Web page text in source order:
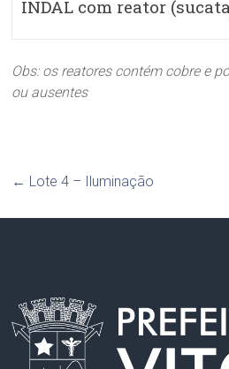
INDAL com reator
Obs: os reatores contém cobre e
ou ausentes
← Lote 4 – Iluminação